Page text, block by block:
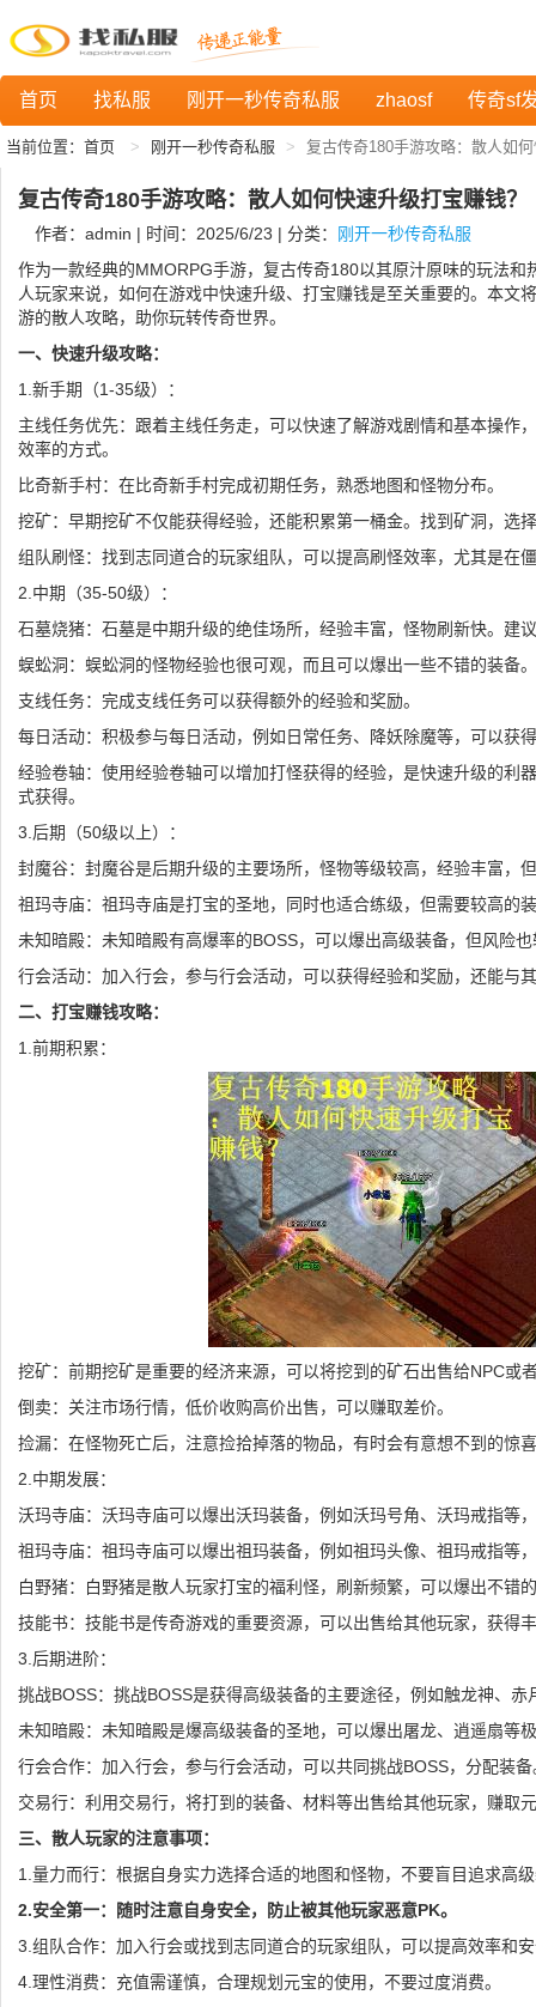
首页 找私服 刚开一秒传奇私服 zhaosf 传奇sf
当前位置： 首页 刚开一秒传奇私服 复古传奇180手游攻略：散人如
复古传奇180手游攻略：散人如何快速升级打宝赚钱？
作者：admin | 时间：2025/6/23 | 分类：
刚开一秒传奇私服
作为一款经典的MMORPG手游，复古传奇180以其原汁原味的玩法和
人玩家来说，如何在游戏中快速升级、打宝赚钱是至关重要的。本文
游的散人攻略，助你玩转传奇世界。
一、快速升级攻略：
1.新手期（1-35级）：
主线任务优先：跟着主线任务走，可以快速了解游戏剧情和基本操作
效率的方式。
比奇新手村：在比奇新手村完成初期任务，熟悉地图和怪物分布。
挖矿：早期挖矿不仅能获得经验，还能积累第一桶金。找到矿洞，选
组队刷怪：找到志同道合的玩家组队，可以提高刷怪效率，尤其是在
2.中期（35-50级）：
石墓烧猪：石墓是中期升级的绝佳场所，经验丰富，怪物刷新快。建
蜈蚣洞：蜈蚣洞的怪物经验也很可观，而且可以爆出一些不错的装备。
支线任务：完成支线任务可以获得额外的经验和奖励。
每日活动：积极参与每日活动，例如日常任务、降妖除魔等，可以获
经验卷轴：使用经验卷轴可以增加打怪获得的经验，是快速升级的利
式获得。
3.后期（50级以上）：
封魔谷：封魔谷是后期升级的主要场所，怪物等级较高，经验丰富，
祖玛寺庙：祖玛寺庙是打宝的圣地，同时也适合练级，但需要较高的
未知暗殿：未知暗殿有高爆率的BOSS，可以爆出高级装备，但风险
行会活动：加入行会，参与行会活动，可以获得经验和奖励，还能与
二、打宝赚钱攻略：
1.前期积累：
挖矿：前期挖矿是重要的经济来源，可以将挖到的矿石出售给NPC或
倒卖：关注市场行情，低价收购高价出售，可以赚取差价。
捡漏：在怪物死亡后，注意捡拾掉落的物品，有时会有意想不到的惊
2.中期发展：
沃玛寺庙：沃玛寺庙可以爆出沃玛装备，例如沃玛号角、沃玛戒指等
祖玛寺庙：祖玛寺庙可以爆出祖玛装备，例如祖玛头像、祖玛戒指等
白野猪：白野猪是散人玩家打宝的福利怪，刷新频繁，可以爆出不错
技能书：技能书是传奇游戏的重要资源，可以出售给其他玩家，获得
3.后期进阶：
挑战BOSS：挑战BOSS是获得高级装备的主要途径，例如触龙神、赤
未知暗殿：未知暗殿是爆高级装备的圣地，可以爆出屠龙、逍遥扇等
行会合作：加入行会，参与行会活动，可以共同挑战BOSS，分配装备
交易行：利用交易行，将打到的装备、材料等出售给其他玩家，赚取
三、散人玩家的注意事项：
1.量力而行：根据自身实力选择合适的地图和怪物，不要盲目追求高
2.安全第一：随时注意自身安全，防止被其他玩家恶意PK。
3.组队合作：加入行会或找到志同道合的玩家组队，可以提高效率和
4.理性消费：充值需谨慎，合理规划元宝的使用，不要过度消费。